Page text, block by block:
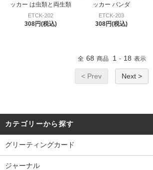
ッカー は虫類と両生類
ETCK-202
308円(税込)
ッカー パンダ
ETCK-203
308円(税込)
全 68 商品 1 - 18 表示
< Prev Next >
カテゴリーから探す
グリーティングカード
ジャーナル